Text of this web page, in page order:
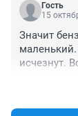
Гость
15
Значит
исчезнут.